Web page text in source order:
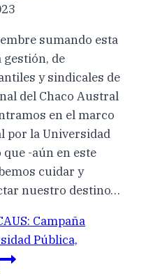
sumando esta
gestión, de
y sindicales de
del Chaco Austral
en el marco
por la Universidad
-aún en este
cuidar y
nuestro destino…
Campaña
Pública,